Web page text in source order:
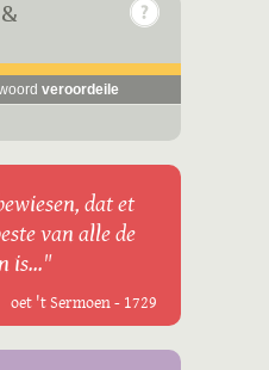
veroordeile
dat et
van alle de
is..."
oet 't Sermoen - 1729